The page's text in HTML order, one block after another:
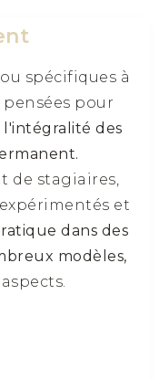
spécifiques à
pour
l'intégralité des
de stagiaires,
et
dans des
modèles,